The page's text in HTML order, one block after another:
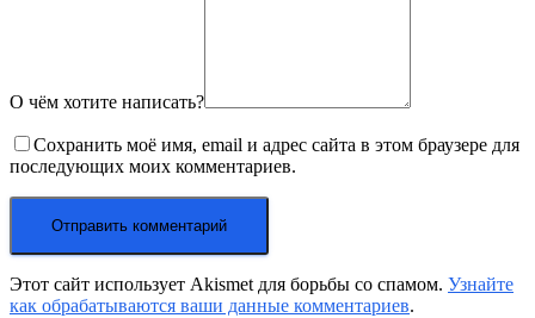
О чём хотите написать?
Сохранить моё имя, email и адрес сайта в этом браузере для
последующих моих комментариев.
Этот сайт использует Akismet для борьбы со спамом. Узнайте
как обрабатываются ваши данные комментариев.